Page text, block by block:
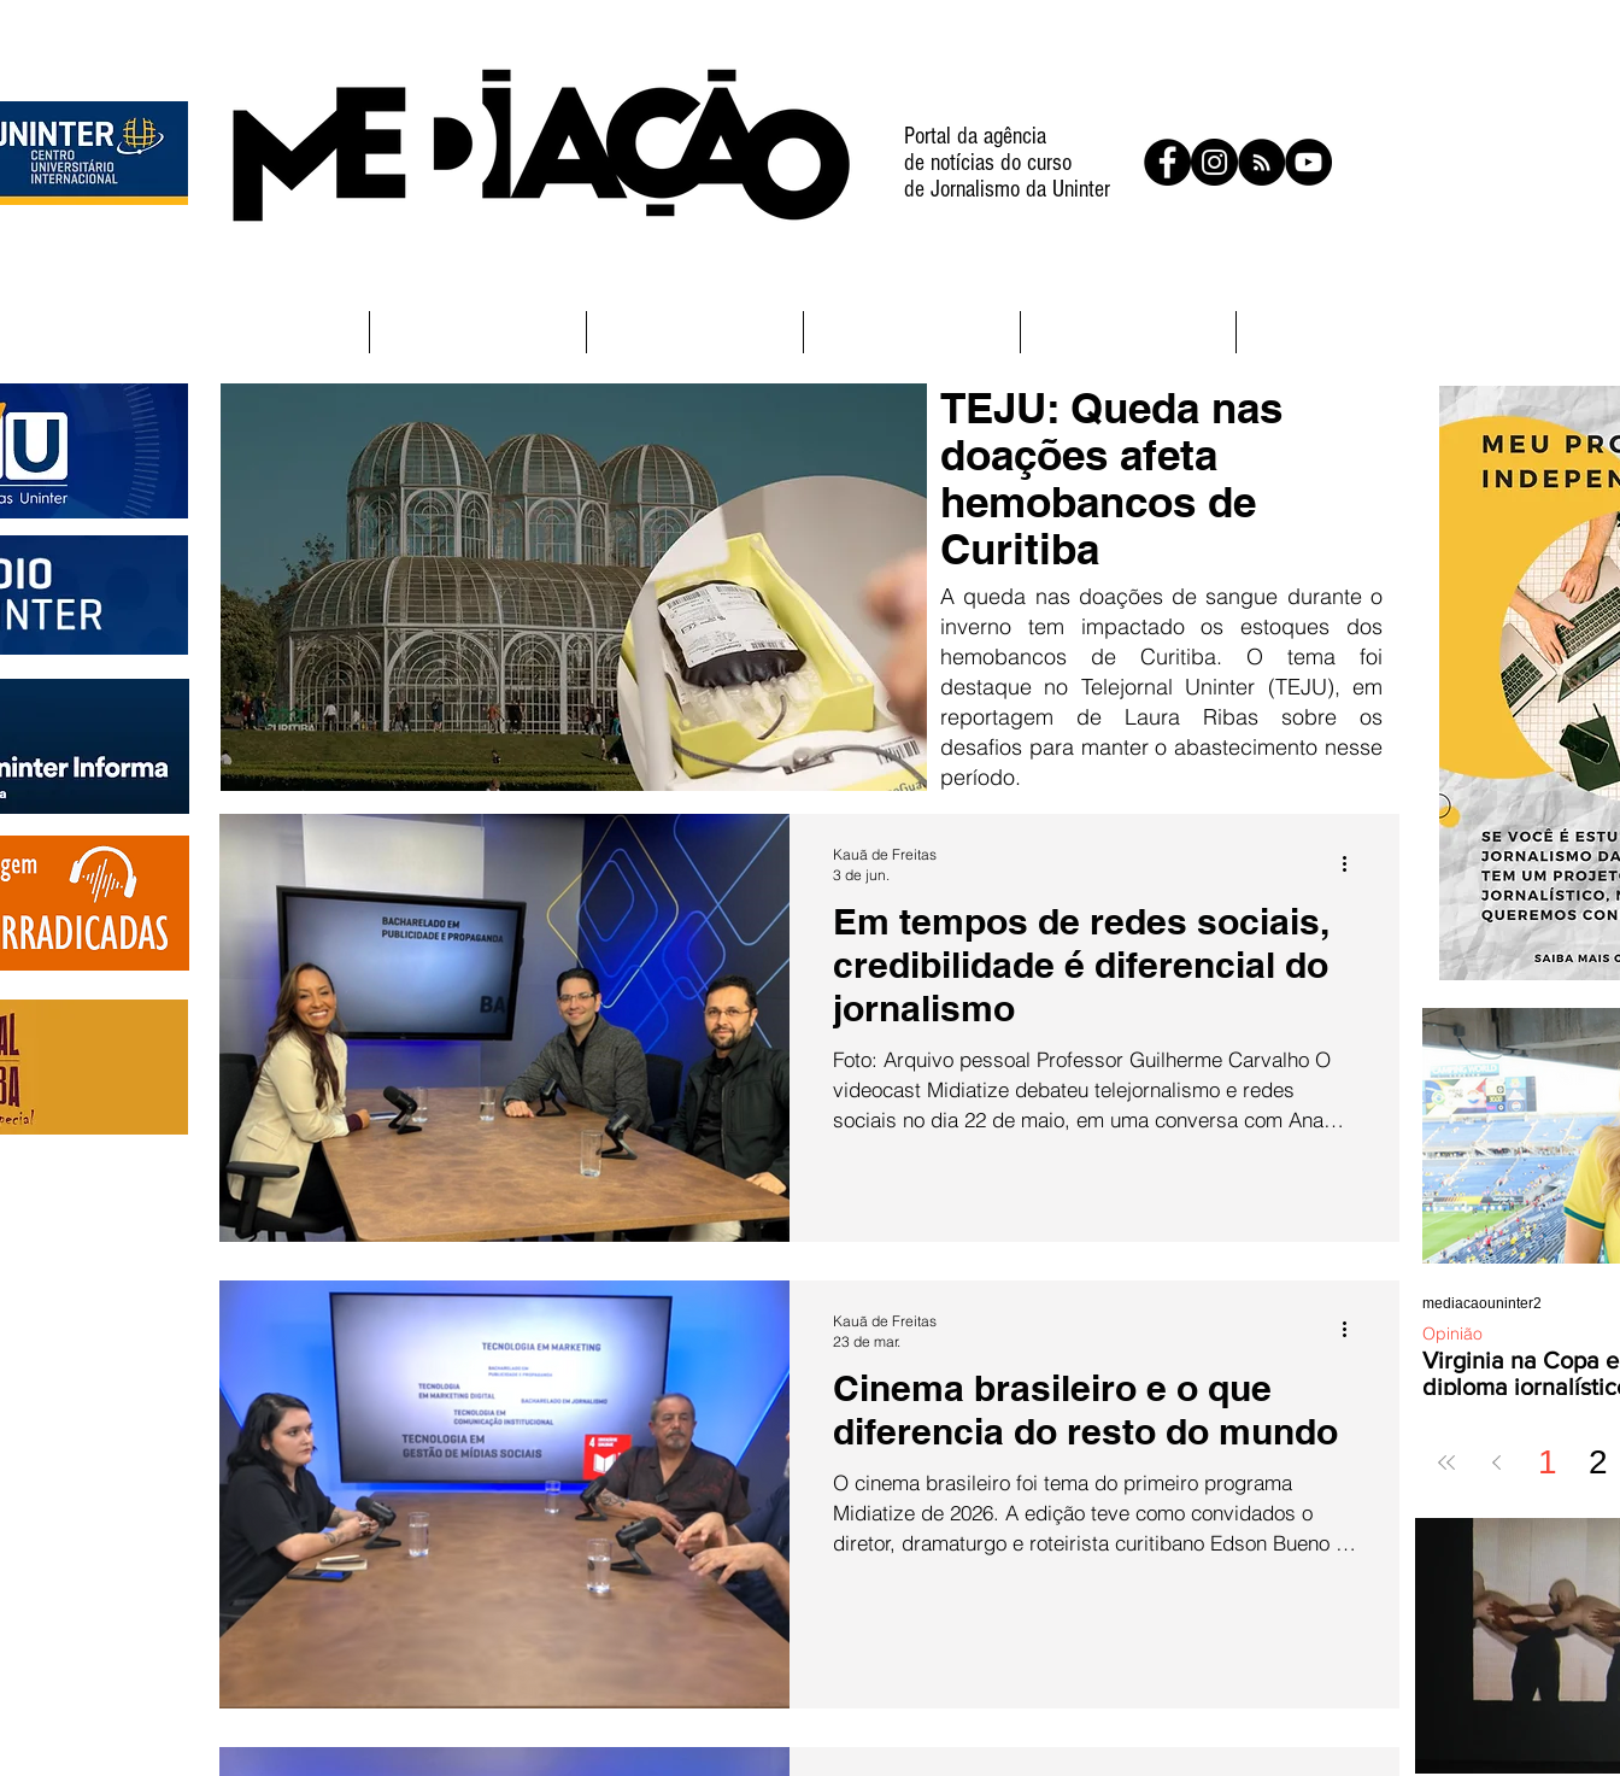
Portal da agência
de notícias do curso
de Jornalismo da Uninter
TEJU: Queda nas
doações afeta
hemobancos de
Curitiba
A queda nas doações de sangue durante o
inverno tem impactado os estoques dos
hemobancos de Curitiba. O tema foi
destaque no Telejornal Uninter (TEJU), em
reportagem de Laura Ribas sobre os
desafios para manter o abastecimento nesse
período.
Virginia na Copa
diploma
Opinião
mediacaouninter2
1 2
Em tempos de redes sociais,
credibilidade é diferencial do
jornalismo
Foto: Arquivo pessoal Professor Guilherme Carvalho O
videocast Midiatize debateu telejornalismo e redes
sociais no dia 22 de maio, em uma conversa com Ana
Kauã de Freitas
3 de jun.
Cinema brasileiro e o que
diferencia do resto do mundo
O cinema brasileiro foi tema do primeiro programa
Midiatize de 2026. A edição teve como convidados o
diretor, dramaturgo e roteirista curitibano Edson Bueno e
Kauã de Freitas
23 de mar.